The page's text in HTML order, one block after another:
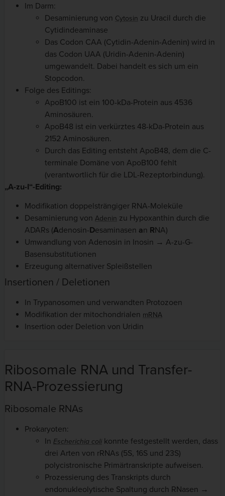
Im Darm:
Desaminierung von Cytosin zu Uracil durch die
Cytidindeaminase
Das Codon CAA (Cytidin-Adenin-Adenin) wird in
das Codon UAA (Uridin-Adenin-Adenin)
umgewandelt. Dabei handelt es sich um ein
Stopcodon.
Folge des Editings:
ApoB100 ist ein 100-kDa-Protein aus 4536
Aminosäuren.
ApoB48 ist ein verkürztes 48-kDa-Protein aus
2152 Aminosäuren.
Durch das Editing entsteht ApoB48, dem die C-
terminale Domäne von ApoB100 fehlt
(verantwortlich für die LDL-Rezeptorbindung).
„A-zu-I“-Editing:
Modifikation doppelsträngiger RNA-Moleküle
Desaminierung von Adenin zu Hypoxanthin durch die
ADARs (Adenosin-Desaminasen an RNA)
Umwandlung von Adenosin in Inosin → A-zu-G-
Basensubstitutionen
Erzeugung alternativer Spleißstellen
Insertionen / Deletionen
In Trypanosomen und verwandten Protozoen
Modifikation der mitochondrialen mRNA
Insertion oder Deletion von Uridin
Ribosomale RNA und Transfer-
RNA-Prozessierung
Ribosomale RNAs
Prokaryoten:
In Escherichia coli konnte festgestellt werden, dass
drei Arten von rRNAs (5S, 16S und 23S)
polycistronische Primärtranskripte aufweisen.
Prozessierung des Transkripts durch
endonukleolytische Spaltung durch RNasen →